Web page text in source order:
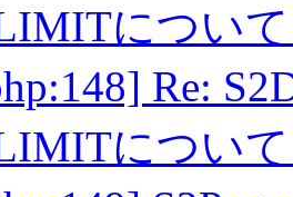
につい
Re:
につい